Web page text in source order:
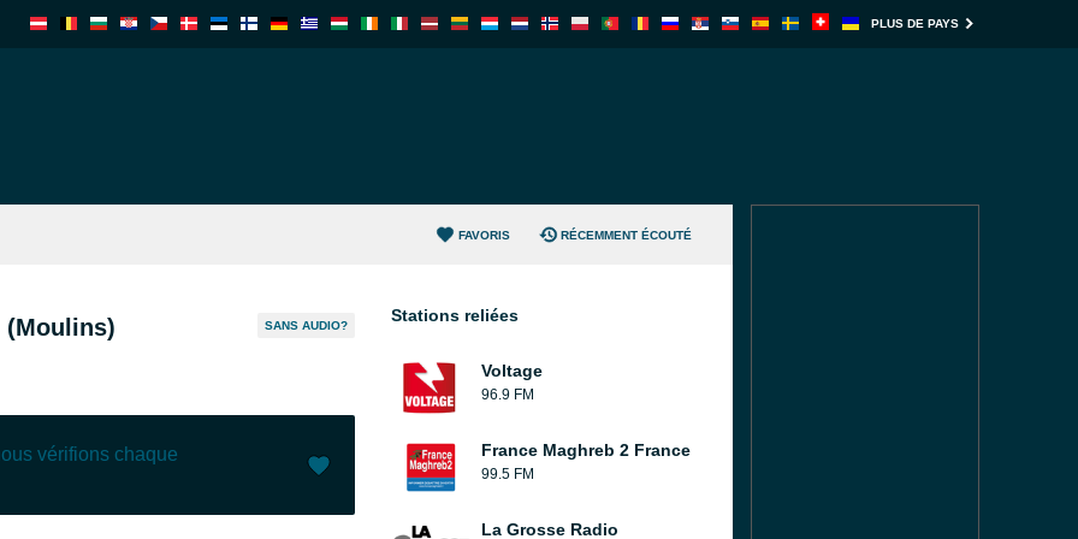
PLUS DE PAYS
FAVORIS RÉCEMMENT ÉCOUTÉ
(Moulins) SANS AUDIO?
vérifions chaque
Stations reliées
Voltage
96.9 FM
France Maghreb 2 France
99.5 FM
La Grosse Radio